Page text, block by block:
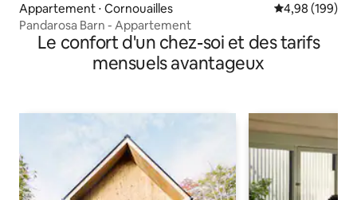
Appartement ⋅ Cornouailles Évaluation
4,98 (199)
Pandarosa Barn - Appartement
Le confort d'un chez-soi et des tarifs
mensuels avantageux